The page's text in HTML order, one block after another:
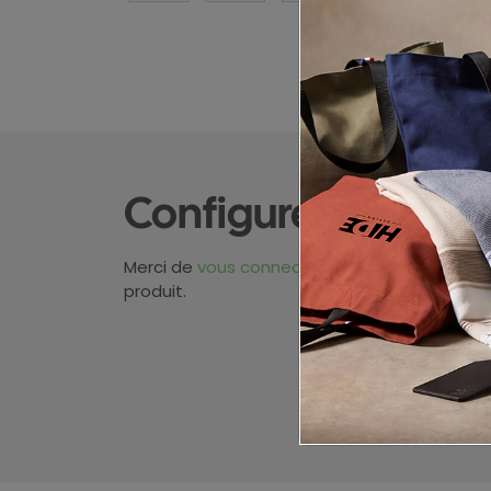
Configurez votre
Merci devous connecter
pour pouvoir
produit.